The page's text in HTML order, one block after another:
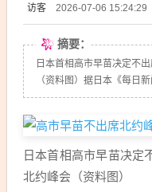
访客 2026-07-06 15:24:29
摘要：
日本首相高市早苗决定不
（资料图）据日本《每日
日本首相高市早苗决定
北约峰会（资料图）